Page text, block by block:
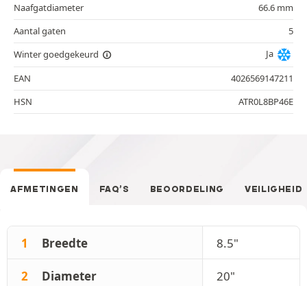
Naafgatdiameter
66.6 mm
Aantal gaten
5
Winter goedgekeurd
Ja
EAN
4026569147211
HSN
ATR0L8BP46E
AFMETINGEN FAQ’S BEOORDELING VEILIGHEID
1 Breedte 8.5"
2 Diameter 20"